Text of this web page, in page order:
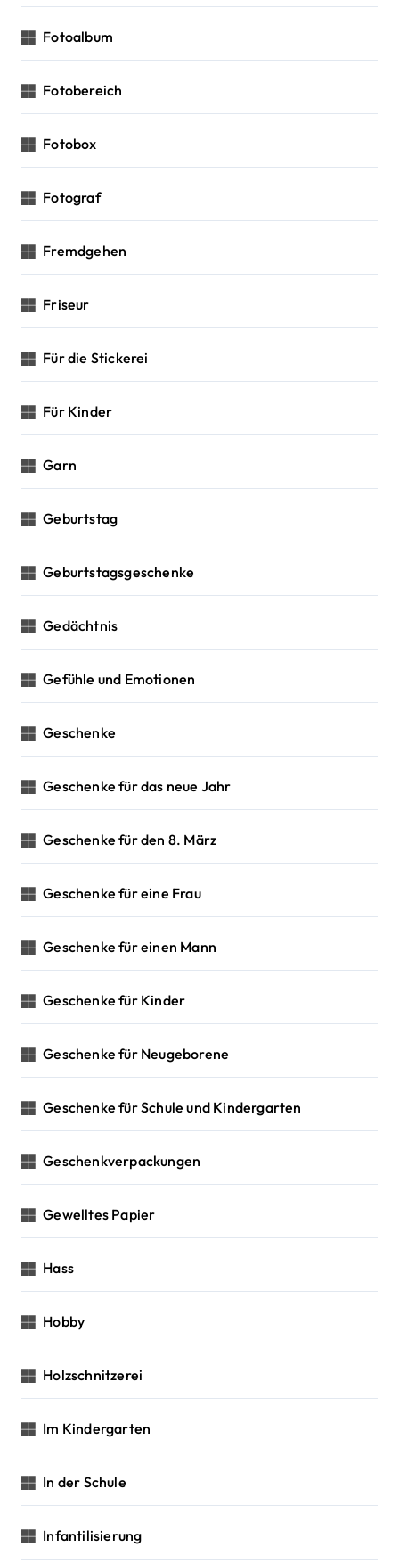
Fotoalbum
Fotobereich
Fotobox
Fotograf
Fremdgehen
Friseur
Für die Stickerei
Für Kinder
Garn
Geburtstag
Geburtstagsgeschenke
Gedächtnis
Gefühle und Emotionen
Geschenke
Geschenke für das neue Jahr
Geschenke für den 8. März
Geschenke für eine Frau
Geschenke für einen Mann
Geschenke für Kinder
Geschenke für Neugeborene
Geschenke für Schule und Kindergarten
Geschenkverpackungen
Gewelltes Papier
Hass
Hobby
Holzschnitzerei
Im Kindergarten
In der Schule
Infantilisierung